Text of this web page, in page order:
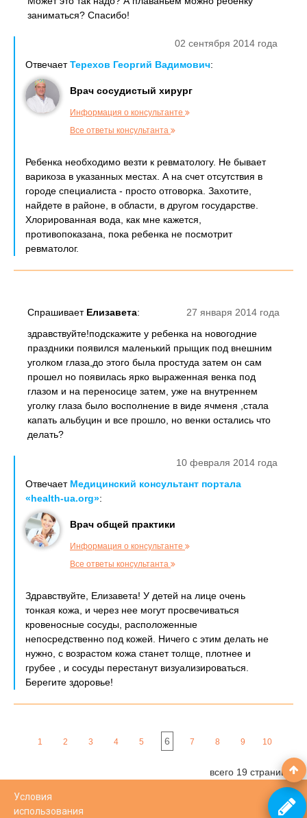
заниматься? Спасибо!
02 сентября 2014 года
ОтвечаетТерехов Георгий Вадимович:
Врач сосудистый хирург
Информация о консультанте
Все ответы консультанта
Ребенка необходимо везти к ревматологу. Не бывает
варикоза в указанных местах. А на счет отсутствия в
городе специалиста - просто отговорка. Захотите,
найдете в районе, в области, в другом государстве.
Хлорированная вода, как мне кажется,
противопоказана, пока ребенка не посмотрит
ревматолог.
27 января 2014 года
Спрашивает Елизавета:
здравствуйте!подскажите у ребенка на новогодние
праздники появился маленький прыщик под внешним
уголком глаза,до этого была простуда затем он сам
прошел но появилась ярко выраженная венка под
глазом и на переносице затем, уже на внутреннем
уголку глаза было восполнение в виде ячменя ,стала
капать альбуцин и все прошло, но венки остались что
делать?
10 февраля 2014 года
Отвечает Медицинский консультант портала
«health-ua.org»:
Врач общей практики
Информация о консультанте
Все ответы консультанта
Здравствуйте, Елизавета! У детей на лице очень
тонкая кожа, и через нее могут просвечиваться
кровеносные сосуды, расположенные
непосредственно под кожей. Ничего с этим делать не
нужно, с возрастом кожа станет толще, плотнее и
грубее , и сосуды перестанут визуализироваться.
Берегите здоровье!
1 2 3 4 5 6 7 8 9 10
всего 19 страниц
Условия
использования